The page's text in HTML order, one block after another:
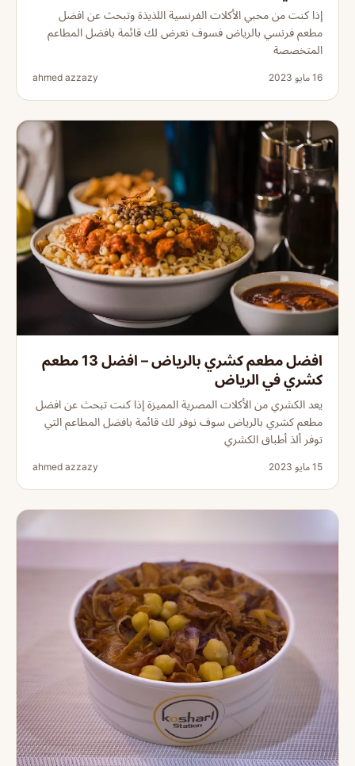
إذا كنت من محبي الأكلات الفرنسية اللذيذة وتبحث عن افضل
مطعم فرنسي بالرياض فسوف نعرض لك قائمة بافضل المطاعم
المتخصصة
16 مايو 2023 ahmed azzazy
افضل مطعم كشري بالرياض – افضل 13 مطعم
كشري في الرياض
يعد الكشري من الأكلات المصرية المميزة إذا كنت تبحث عن افضل
مطعم كشري بالرياض سوف نوفر لك قائمة بافضل المطاعم التي
توفر ألذ أطباق الكشري
15 مايو 2023 ahmed azzazy